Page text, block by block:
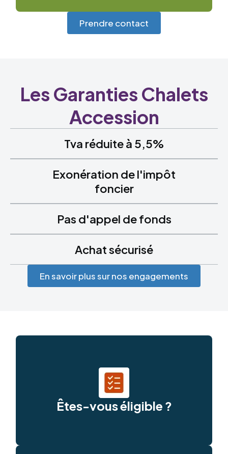
Prendre contact
Les Garanties Chalets
Accession
Tva réduite à 5,5%
Exonération de l'impôt
foncier
Pas d'appel de fonds
Achat sécurisé
En savoir plus sur nos engagements
Êtes-vous éligible ?